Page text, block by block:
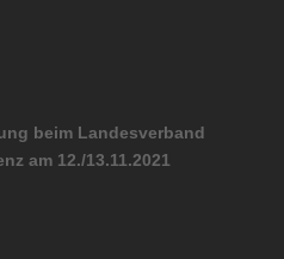
beim Landesverband
am 12./13.11.2021